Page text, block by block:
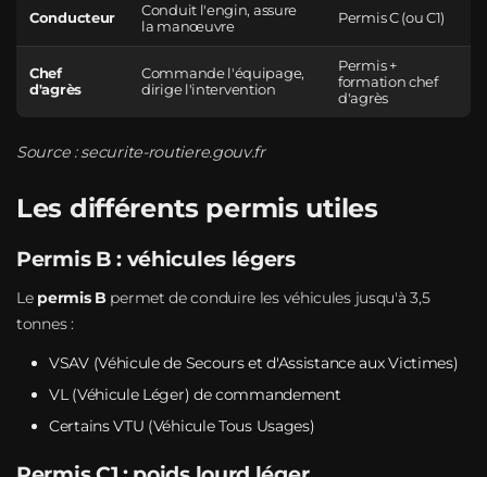
Conducteur
Conduit l'engin, assure
la manœuvre
Permis C (ou C1)
Chef
d'agrès
Commande l'équipage,
dirige l'intervention
Permis +
formation chef
d'agrès
Source :securite-routiere.gouv.fr
Les différents permis utiles
Permis B : véhicules légers
Le permis B permet de conduire les véhicules jusqu'à 3,5
tonnes :
VSAV (Véhicule de Secours et d'Assistance aux Victimes)
VL (Véhicule Léger) de commandement
Certains VTU (Véhicule Tous Usages)